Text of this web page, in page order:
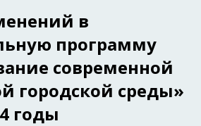
в
программу
современной
городской среды»
годы